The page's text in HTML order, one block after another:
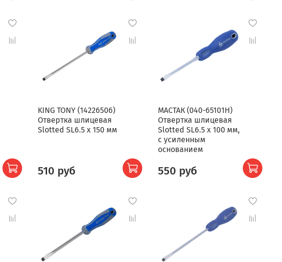
KING TONY (14226506)
Отвертка шлицевая
Slotted SL6.5 x 150 мм
510 руб
МАСТАК (040-65101H)
Отвертка шлицевая
Slotted SL6.5 x 100 мм,
с усиленным
основанием
550 руб